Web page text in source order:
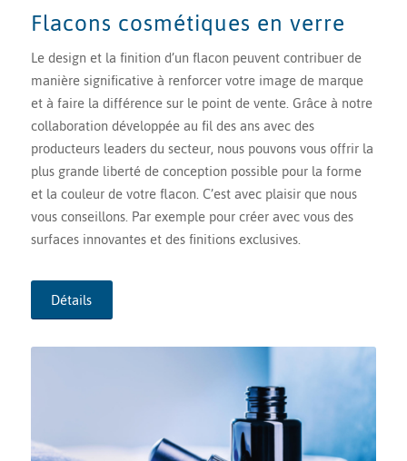
Flacons cosmétiques en verre
Le design et la finition d’un flacon peuvent contribuer de
manière significative à renforcer votre image de marque
et à faire la différence sur le point de vente. Grâce à notre
collaboration développée au fil des ans avec des
producteurs leaders du secteur, nous pouvons vous offrir la
plus grande liberté de conception possible pour la forme
et la couleur de votre flacon. C’est avec plaisir que nous
vous conseillons. Par exemple pour créer avec vous des
surfaces innovantes et des finitions exclusives.
Détails